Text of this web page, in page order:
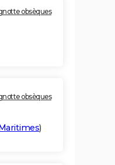
obsèques
obsèques
)